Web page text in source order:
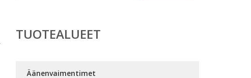
TUOTEALUEET
Äänenvaimentimet